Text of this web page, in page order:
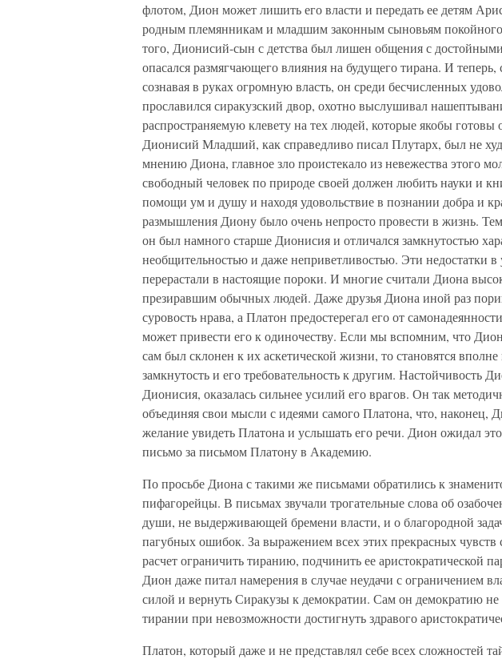
флотом, Дион может лишить его власти и передать ее детям
родным племянникам и младшим законным сыновьям
того, Дионисий-сын с детства был лишен общения с
опасался размягчающего влияния на будущего тирана. И
сознавая в руках огромную власть, он среди бесчисленных
прославился сиракузский двор, охотно выслушивал
распространяемую клевету на тех людей, которые якобы готовы
Дионисий Младший, как справедливо писал Плутарх, был не
мнению Диона, главное зло проистекало из невежества этого
свободный человек по природе своей должен любить науки и
помощи ум и душу и находя удовольствие в познании добра и
размышления Диону было очень непросто провести в жизнь. Тем
он был намного старше Дионисия и отличался замкнутостью
необщительностью и даже неприветливостью. Эти недостатки в
перерастали в настоящие пороки. И многие считали Диона
презиравшим обычных людей. Даже друзья Диона иной раз
суровость нрава, а Платон предостерегал его от
может привести его к одиночеству. Если мы вспомним, что
сам был склонен к их аскетической жизни, то становятся
замкнутость и его требовательность к другим. Настойчивость
Дионисия, оказалась сильнее усилий его врагов. Он так
объединяя свои мысли с идеями самого Платона, что, наконец,
желание увидеть Платона и услышать его речи. Дион ожидал
письмо за письмом Платону в Академию.
По просьбе Диона с такими же письмами обратились к
пифагорейцы. В письмах звучали трогательные слова об
души, не выдерживающей бремени власти, и о благородной
пагубных ошибок. За выражением всех этих прекрасных чувств
расчет ограничить тиранию, подчинить ее аристократической
Дион даже питал намерения в случае неудачи с ограничением
силой и вернуть Сиракузы к демократии. Сам он демократию не
тирании при невозможности достигнуть здравого
Платон, который даже и не представлял себе всех сложностей